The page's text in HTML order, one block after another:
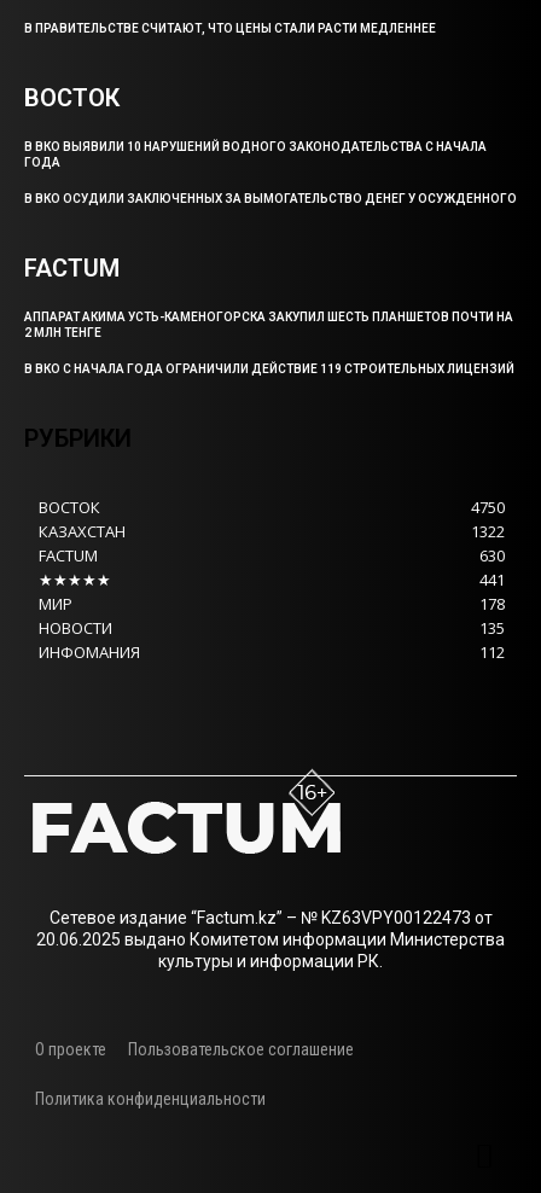
В ПРАВИТЕЛЬСТВЕ СЧИТАЮТ, ЧТО ЦЕНЫ СТАЛИ РАСТИ МЕДЛЕННЕЕ
ВОСТОК
В ВКО ВЫЯВИЛИ 10 НАРУШЕНИЙ ВОДНОГО ЗАКОНОДАТЕЛЬСТВА С НАЧАЛА
ГОДА
В ВКО ОСУДИЛИ ЗАКЛЮЧЕННЫХ ЗА ВЫМОГАТЕЛЬСТВО ДЕНЕГ У ОСУЖДЕННОГО
FACTUM
АППАРАТ АКИМА УСТЬ-КАМЕНОГОРСКА ЗАКУПИЛ ШЕСТЬ ПЛАНШЕТОВ ПОЧТИ НА
2 МЛН ТЕНГЕ
В ВКО С НАЧАЛА ГОДА ОГРАНИЧИЛИ ДЕЙСТВИЕ 119 СТРОИТЕЛЬНЫХ ЛИЦЕНЗИЙ
РУБРИКИ
ВОСТОК
4750
КАЗАХСТАН
1322
FACTUM
630
★★★★★
441
МИР
178
НОВОСТИ
135
ИНФОМАНИЯ
112
Сетевое издание “Factum.kz” – № KZ63VPY00122473 от
20.06.2025 выдано Комитетом информации Министерства
культуры и информации РК.
О проекте Пользовательское соглашение
Политика конфиденциальности